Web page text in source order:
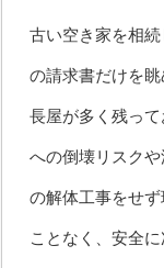
古い空き家を相
の請求書だけを
長屋が多く残っ
への倒壊リスク
の解体工事をせ
ことなく、安全